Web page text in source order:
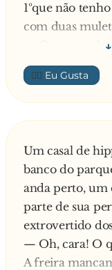
1ºque não
com duas
— O que você
desde menino e
milagres . -
5 Ave Marias.
essas muletas
fanho ha 20
remove
Então reza 10
Virgem Maria.
curado. Diga
MER*DA, O
👍🏼
Um casal de
banco do
anda perto, um
parte de sua
extrovertido
— Oh, cara! O
A freira